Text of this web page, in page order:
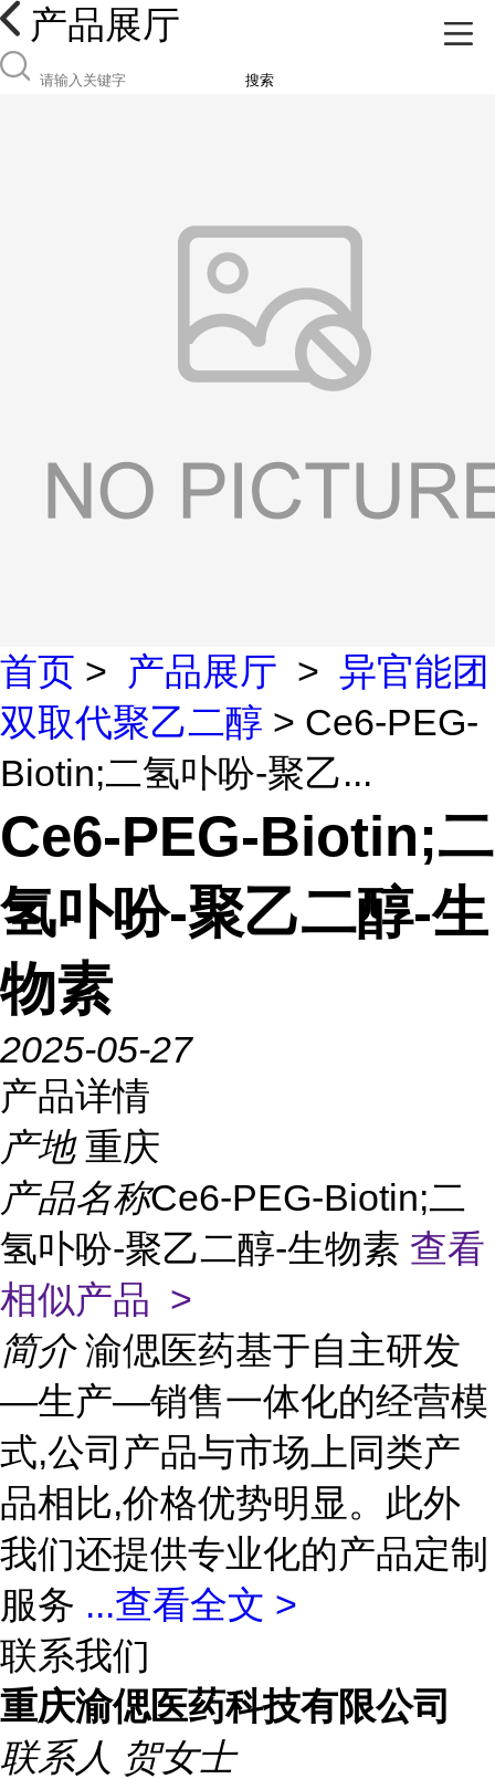
产品展厅
搜索
首页 > 产品展厅 > 异官能团
双取代聚乙二醇 > Ce6-PEG-
Biotin;二氢卟吩-聚乙...
Ce6-PEG-Biotin;二
氢卟吩-聚乙二醇-生
物素
2025-05-27
产品详情
产地 重庆
产品名称Ce6-PEG-Biotin;二
氢卟吩-聚乙二醇-生物素 查看
相似产品 >
简介 渝偲医药基于自主研发
—生产—销售一体化的经营模
式,公司产品与市场上同类产
品相比,价格优势明显。此外
我们还提供专业化的产品定制
服务 ...查看全文 >
联系我们
重庆渝偲医药科技有限公司
联系人 贺女士